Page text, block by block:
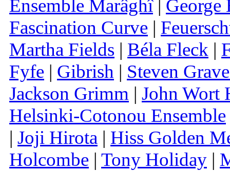
Ensemble Marâghî| George
Fascination Curve |
Martha Fields | Béla Fleck |
Fyfe | Gibrish | Steven
Jackson Grimm | John Wort
Helsinki-Cotonou Ensemble
| Joji Hirota | Hiss Golden
Holcombe | Tony Holiday |